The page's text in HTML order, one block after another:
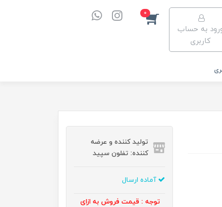
به حساب
کاربری
0
تولید کننده و عرضه
کننده: تفلون سپید
آماده ارسال
توجه : قیمت فروش به ازای